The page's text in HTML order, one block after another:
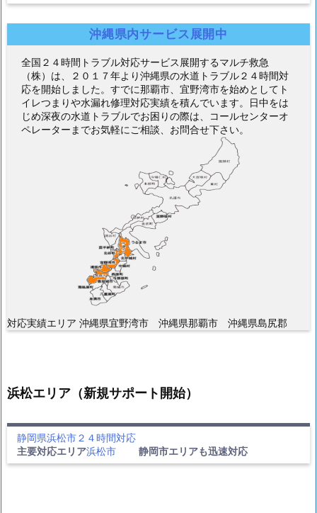
沖縄県内サービス展開中
全国２４時間トラブル対応サービス展開するマルチ救急
（株）は、２０１７年より沖縄県の水道トラブル２４時間対
応を開始しました。すでに那覇市、宜野湾市を始めとしてト
イレつまりや水漏れ修理対応実績を積んでいます。日中をは
じめ深夜の水道トラブルでお困りの際は、コールセンターオ
ペレーターまでお気軽にご相談、お問合せ下さい。
対応実績エリア 沖縄県宜野湾市 沖縄県那覇市 沖縄県島尻郡
浜松エリア（新規サポート開始）
静岡県浜松市２４時間対応
主要対応エリア浜松市 静岡市エリアも迅速対応